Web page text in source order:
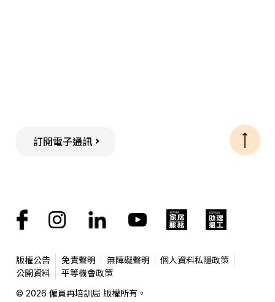
訂閱電子通訊
版權公告 免責聲明 無障礙聲明
個人資料私隱政策
公開資料
平等機會政策
© 2026 僱員再培訓局 版權所有。